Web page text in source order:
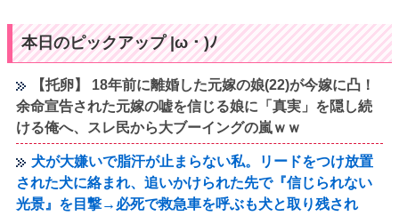
本日のピックアップ |ω・)ﾉ
【托卵】 18年前に離婚した元嫁の娘(22)が今嫁に凸！
余命宣告された元嫁の嘘を信じる娘に「真実」を隠し続
ける俺へ、スレ民から大ブーイングの嵐ｗｗ
犬が大嫌いで脂汗が止まらない私。リードをつけ放置
された犬に絡まれ、追いかけられた先で『信じられない
光景』を目撃→必死で救急車を呼ぶも犬と取り残され